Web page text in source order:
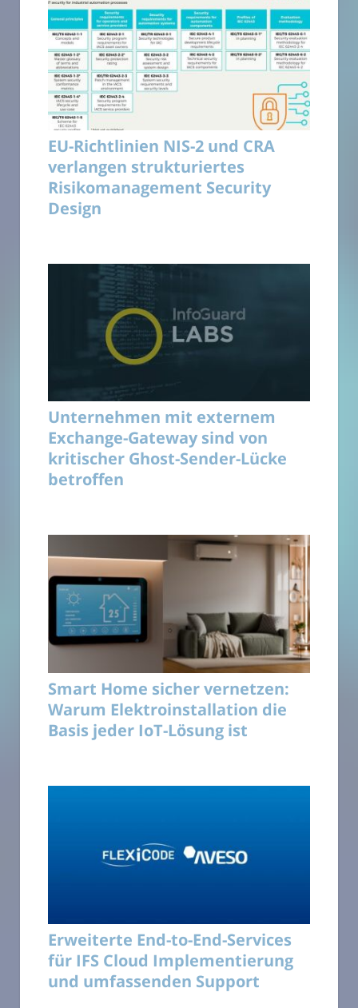
EU-Richtlinien NIS-2 und CRA
verlangen strukturiertes
Risikomanagement Security
Design
Unternehmen mit externem
Exchange-Gateway sind von
kritischer Ghost-Sender-Lücke
betroffen
Smart Home sicher vernetzen:
Warum Elektroinstallation die
Basis jeder IoT-Lösung ist
Erweiterte End-to-End-Services
für IFS Cloud Implementierung
und umfassenden Support